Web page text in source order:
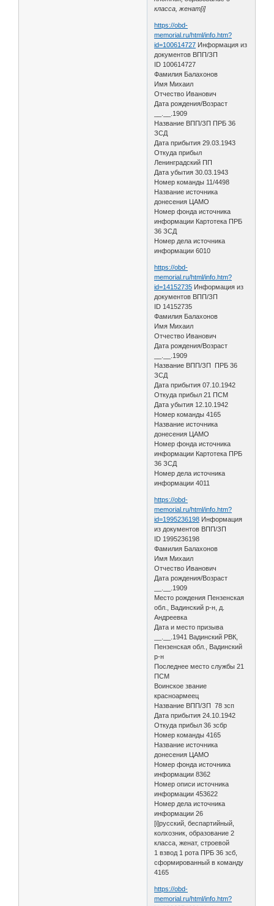
класса, женат[i]
https://obd-
memorial.ru/html/info.htm?
id=100614727 Информация из
документов ВПП/ЗП
ID 100614727
Фамилия Балахонов
Имя Михаил
Отчество Иванович
Дата рождения/Возраст
__.__.1909
Название ВПП/ЗП ПРБ 36
ЗСД
Дата прибытия 29.03.1943
Откуда прибыл
Ленинградский ПП
Дата убытия 30.03.1943
Номер команды 11/4498
Название источника
донесения ЦАМО
Номер фонда источника
информации Картотека ПРБ
36 ЗСД
Номер дела источника
информации 6010
https://obd-
memorial.ru/html/info.htm?
id=14152735 Информация из
документов ВПП/ЗП
ID 14152735
Фамилия Балахонов
Имя Михаил
Отчество Иванович
Дата рождения/Возраст
__.__.1909
Название ВПП/ЗП ПРБ 36
ЗСД
Дата прибытия 07.10.1942
Откуда прибыл 21 ПСМ
Дата убытия 12.10.1942
Номер команды 4165
Название источника
донесения ЦАМО
Номер фонда источника
информации Картотека ПРБ
36 ЗСД
Номер дела источника
информации 4011
https://obd-
memorial.ru/html/info.htm?
id=1995236198 Информация
из документов ВПП/ЗП
ID 1995236198
Фамилия Балахонов
Имя Михаил
Отчество Иванович
Дата рождения/Возраст
__.__.1909
Место рождения Пензенская
обл., Вадинский р-н, д.
Андреевка
Дата и место призыва
__.__.1941 Вадинский РВК,
Пензенская обл., Вадинский
р-н
Последнее место службы 21
ПСМ
Воинское звание
красноармеец
Название ВПП/ЗП 78 зсп
Дата прибытия 24.10.1942
Откуда прибыл 36 зсбр
Номер команды 4165
Название источника
донесения ЦАМО
Номер фонда источника
информации 8362
Номер описи источника
информации 453622
Номер дела источника
информации 26
[i]русский, беспартийный,
колхозник, образование 2
класса, женат, строевой
1 взвод 1 рота ПРБ 36 зсб,
сформированный в команду
4165
https://obd-
memorial.ru/html/info.htm?